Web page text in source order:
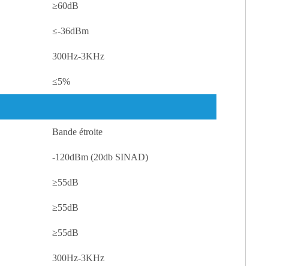
≥60dB
≤-36dBm
300Hz-3KHz
≤5%
Bande étroite
-120dBm (20db SINAD)
≥55dB
≥55dB
≥55dB
300Hz-3KHz